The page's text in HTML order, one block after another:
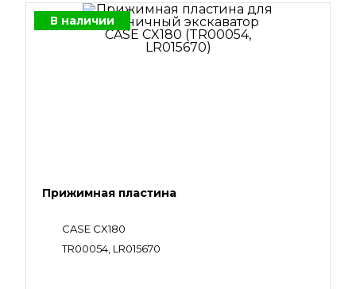
В наличии
Прижимная пластина
CASE CX180
TR00054, LR015670